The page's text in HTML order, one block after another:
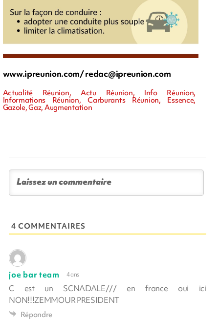
www.ipreunion.com/redac@ipreunion.com
Actualité Réunion, Actu Réunion, Info Réunion,
Informations Réunion, Carburants Réunion, Essence,
Gazole, Gaz, Augmentation
4 COMMENTAIRES
joe bar team 4 ans
C est un SCNADALE/// en france oui ici
NON!!!ZEMMOUR PRESIDENT
Répondre